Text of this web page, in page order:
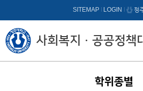
본문 바로가기
사회복지ㆍ공공정책
SITEMAP LOGIN 청
학위종별